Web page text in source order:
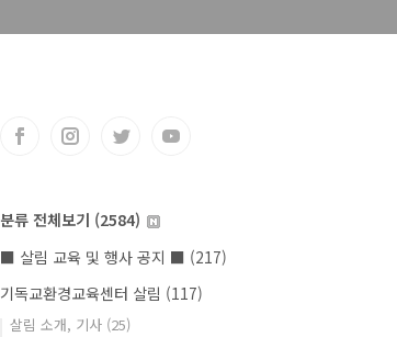
분류 전체보기 (2584)
■ 살림 교육 및 행사 공지 ■ (217)
기독교환경교육센터 살림 (117)
살림 소개, 기사 (25)